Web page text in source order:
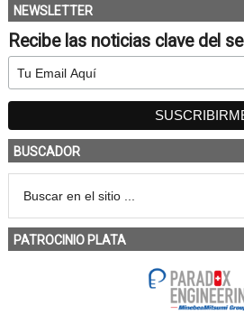
NEWSLETTER
Recibe las noticias clave del
BUSCADOR
PATROCINIO PLATA